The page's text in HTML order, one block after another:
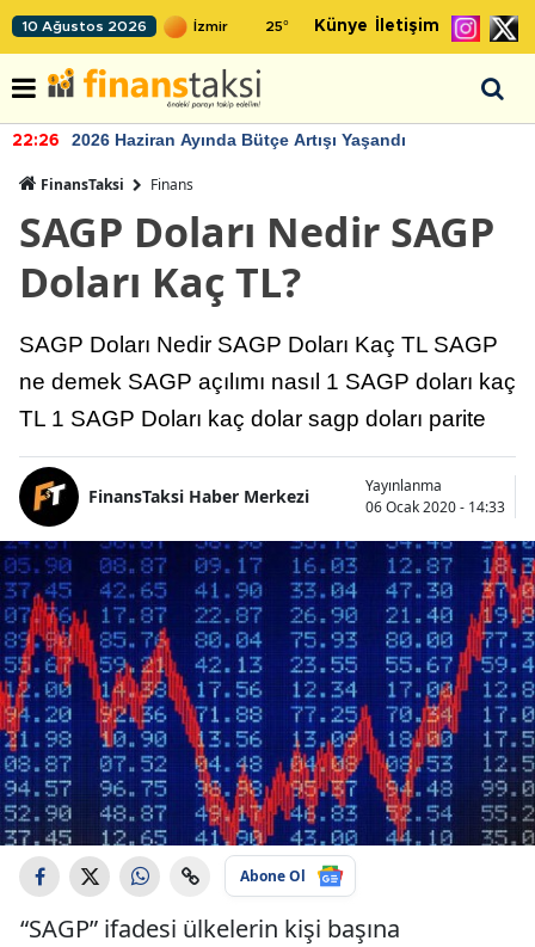
10 Ağustos 2026 25° Künye İletişim
22:26 2026 Haziran Ayında Bütçe Artışı Yaşandı
FinansTaksi Finans
SAGP Doları Nedir SAGP
Doları Kaç TL?
SAGP Doları Nedir SAGP Doları Kaç TL SAGP
ne demek SAGP açılımı nasıl 1 SAGP doları kaç
TL 1 SAGP Doları kaç dolar sagp doları parite
FinansTaksi Haber Merkezi
Yayınlanma
06 Ocak 2020 - 14:33
Abone Ol
“SAGP” ifadesi ülkelerin kişi başına